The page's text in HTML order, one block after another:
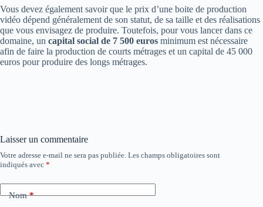
Vous devez également savoir que le prix d’une boite de production
vidéo dépend généralement de son statut, de sa taille et des réalisations
que vous envisagez de produire. Toutefois, pour vous lancer dans ce
domaine, un capital social de 7 500 euros minimum est nécessaire
afin de faire la production de courts métrages et un capital de 45 000
euros pour produire des longs métrages.
Laisser un commentaire
Votre adresse e-mail ne sera pas publiée. Les champs obligatoires sont
indiqués avec *
Nom*